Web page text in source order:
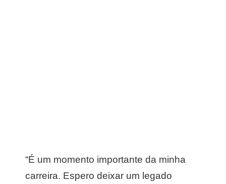
“É um momento importante da minha
carreira. Espero deixar um legado